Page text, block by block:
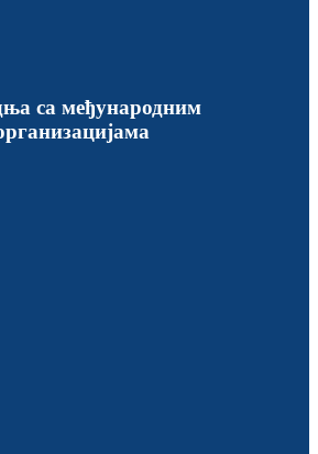
са међународним